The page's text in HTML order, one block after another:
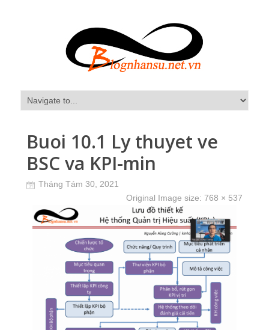
Buoi 10.1 Ly thuyet ve
BSC va KPI-min
Tháng Tám 30, 2021
Original Image size: 768 × 537